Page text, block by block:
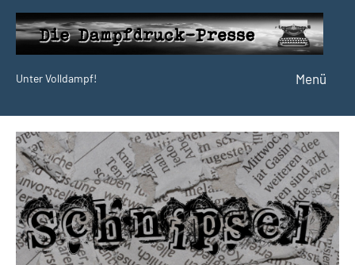
Zum
Inhalt
springen
Dampfdruck-
Presse
Unter Volldampf! Menü